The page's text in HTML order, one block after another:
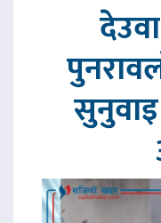
सुनुवाइ